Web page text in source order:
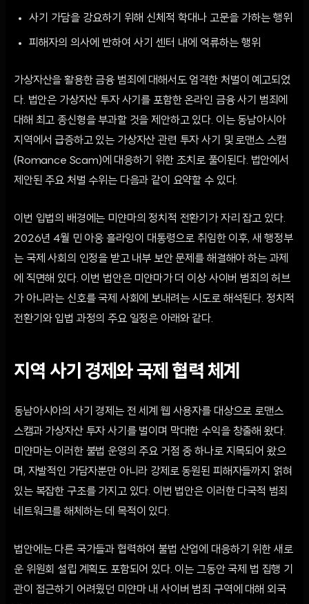
사기 가담을 강요하기 위해 신체적 학대나 고문을 가하는 행위
피해자의 의사에 반하여 사기 센터 내에 억류하는 행위
가상자산을 활용한 금융 범죄에 대해서도 엄격한 처벌이 예고되었
다. 법안은 가상자산 투자 사기를 포함한 온라인 금융 사기 범죄에
대해 최고 종신형을 부과할 것을 제안하고 있다. 이는 동남아시아
지역에서 급증하고 있는 가상자산 관련 투자 사기 및 로맨스 스캠
(Romance Scam)에 대응하기 위한 조치로 풀이된다. 법안에서
제안된 주요 처벌 수위는 다음과 같이 요약할 수 있다.
이번 입법의 배경에는 미얀마의 정치적 전환기가 자리 잡고 있다.
2026년 4월 민 아웅 흘라잉이 대통령으로 취임한 이후, 새 행정부
는 국제 사회의 인정을 받고 내부 보안 문제를 해결해야 하는 과제
에 직면해 있다. 이번 법안은 미얀마가 더 이상 사이버 범죄의 허브
가 아니라는 신호를 국제 사회에 보내려는 시도로 해석된다. 정치적
전환기와 입법 과정의 주요 일정은 아래와 같다.
지역 사기 경제와 국제 협력 체계
동남아시아의 사기 경제는 전 세계 웹 사용자를 대상으로 로맨스
스캠과 가상자산 투자 사기를 벌이며 막대한 수익을 창출해 왔다.
미얀마는 이러한 불법 운영의 주요 거점 중 하나로 지목되어 왔으
며, 자발적인 가담자뿐만 아니라 강제로 동원된 피해자들까지 얽혀
있는 복잡한 구조를 가지고 있다. 이번 법안은 이러한 다국적 범죄
네트워크를 해체하는 데 목적이 있다.
법안에는 다른 국가들과 협력하여 불법 산업에 대응하기 위한 새로
운 위원회 설립 계획도 포함되어 있다. 이는 그동안 국제 법 집행 기
관이 접근하기 어려웠던 미얀마 내 사이버 범죄 구역에 대해 외국